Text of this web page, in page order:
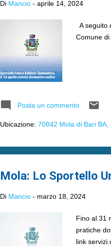
Di Mancio - aprile 14, 2024
A seguito
Comune di
Posta un commento
Ubicazione: 70042 Mola di Bari BA,
Mola: Lo Sportello
Di Mancio - marzo 18, 2024
Fino al 31
pratiche
link